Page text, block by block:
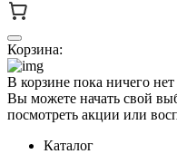
Корзина:
В корзине пока ничего нет
Вы можете начать свой
посмотреть акции или
Каталог